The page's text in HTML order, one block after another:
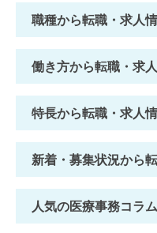
職種から転職・求人
働き方から転職・求
特長から転職・求人
新着・募集状況から
人気の医療事務コラ